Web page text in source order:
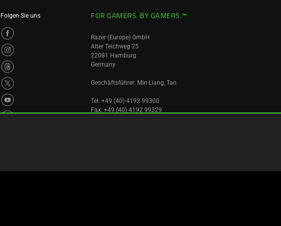
Folgen Sie uns FOR GAMERS. BY GAMERS.™
Razer (Europe) GmbH
Alter Teichweg 25
22081 Hamburg
Germany
Geschäftsführer: Min-Liang, Tan
Tel: +49 (40) 4192 99300
Fax: +49 (40) 4192 99329